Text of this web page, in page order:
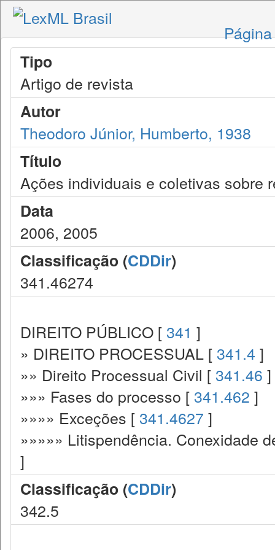
Tipo
Artigo de revista
Autor
Theodoro Júnior, Humberto, 1938
Título
Ações individuais e coletivas sobre
Data
2006, 2005
Classificação (CDDir)
341.46274
DIREITO PÚBLICO [ 341 ]
» DIREITO PROCESSUAL [ 341.4 ]
»» Direito Processual Civil [ 341.46 ]
»»» Fases do processo [ 341.462 ]
»»»» Exceções [ 341.4627 ]
»»»»» Litispendência. Conexidade
]
Classificação (CDDir)
342.5